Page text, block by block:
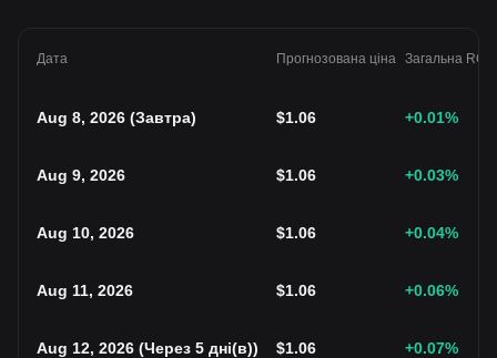
Дата Прогнозована ціна Загальна ROI
Aug 8, 2026 (Завтра) $1.06 +0.01%
Aug 9, 2026 $1.06 +0.03%
Aug 10, 2026 $1.06 +0.04%
Aug 11, 2026 $1.06 +0.06%
Aug 12, 2026 (Через 5 дні(в)) $1.06 +0.07%